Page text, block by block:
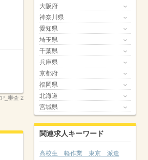
審査 2
大阪府
神奈川県
愛知県
埼玉県
千葉県
兵庫県
京都府
福岡県
北海道
宮城県
関連求人キーワード
高校生 軽作業 東京 派遣